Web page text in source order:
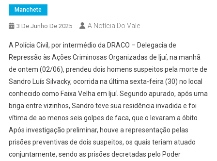
Manchete
3 De Junho De 2025 A Notícia Do Vale
A Polícia Civil, por intermédio da DRACO – Delegacia de
Repressão às Ações Criminosas Organizadas de Ijuí, na manhã
de ontem (02/06), prendeu dois homens suspeitos pela morte de
Sandro Luís Silvacky, ocorrida na última sexta-feira (30) no local
conhecido como Faixa Velha em Ijuí. Segundo apurado, após uma
briga entre vizinhos, Sandro teve sua residência invadida e foi
vítima de ao menos seis golpes de faca, que o levaram a óbito.
Após investigação preliminar, houve a representação pelas
prisões preventivas de dois suspeitos, os quais teriam atuado
conjuntamente, sendo as prisões decretadas pelo Poder